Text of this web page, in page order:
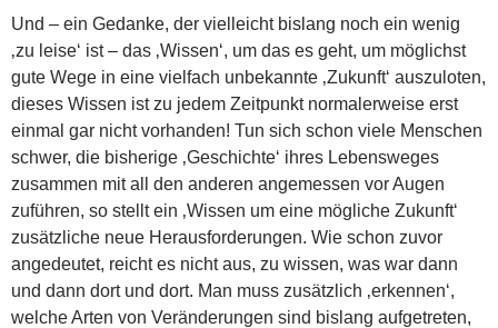
Und – ein Gedanke, der vielleicht bislang noch ein wenig
‚zu leise‘ ist – das ‚Wissen‘, um das es geht, um möglichst
gute Wege in eine vielfach unbekannte ‚Zukunft‘ auszuloten,
dieses Wissen ist zu jedem Zeitpunkt normalerweise erst
einmal gar nicht vorhanden! Tun sich schon viele Menschen
schwer, die bisherige ‚Geschichte‘ ihres Lebensweges
zusammen mit all den anderen angemessen vor Augen
zuführen, so stellt ein ‚Wissen um eine mögliche Zukunft‘
zusätzliche neue Herausforderungen. Wie schon zuvor
angedeutet, reicht es nicht aus, zu wissen, was war dann
und dann dort und dort. Man muss zusätzlich ‚erkennen‘,
welche Arten von Veränderungen sind bislang aufgetreten,